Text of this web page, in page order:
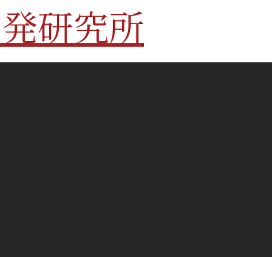
研究所